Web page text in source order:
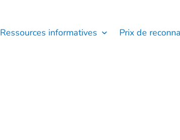
Ressources informatives Prix de